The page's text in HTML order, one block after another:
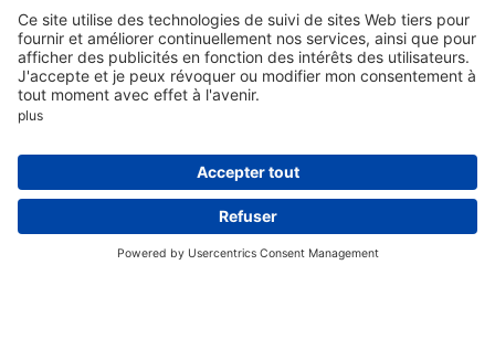
Bohle AG 2026
Système d'alerte
CGV